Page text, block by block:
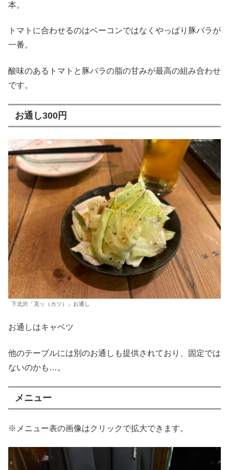
本。
トマトに合わせるのはベーコンではなくやっぱり豚バラが
一番。
酸味のあるトマトと豚バラの脂の甘みが最高の組み合わせ
です。
お通し300円
下北沢「克ッ（カツ）」お通し
お通しはキャベツ
他のテーブルには別のお通しも提供されており、固定では
ないのかも…。
メニュー
※メニュー表の画像はクリックで拡大できます。